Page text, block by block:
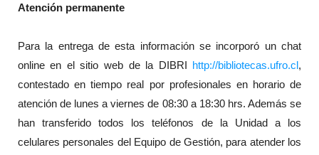
Atención permanente
Para la entrega de esta información se incorporó un chat
online en el sitio web de la DIBRI http://bibliotecas.ufro.cl,
contestado en tiempo real por profesionales en horario de
atención de lunes a viernes de 08:30 a 18:30 hrs. Además se
han transferido todos los teléfonos de la Unidad a los
celulares personales del Equipo de Gestión, para atender los